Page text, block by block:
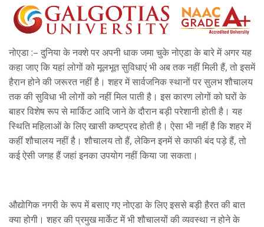
नोएडा :– दुनिया के नक्शे पर अपनी धाक जमा चुके नोएडा के बारे में अगर यह
कहा जाए कि यहां लोगों को मूलभूत सुविधाएं भी अब तक नहीं मिली हैं, तो इसमें
हैरान होने की जरूरत नहीं है। शहर में सार्वजनिक स्थानों पर सुलभ शौचालय
तक की सुविधा भी लोगों को नहीं मिल पाती है। इस कारण लोगों को घरों के
बाहर विशेष रूप से मार्किट आदि जाने के दौरान बड़ी परेशानी होती है। यह
स्थिति महिलाओं के लिए खासी कष्टप्रद होती है। ऐसा भी नहीं है कि शहर में
कहीं शौचालय नहीं है। शौचालय तो हैं, लेकिन इनमें से काफी बंद पड़े हैं, तो
कई ऐसी जगह हैं जहां इनका उपयोग नहीं किया जा सकता।
औद्योगिक नगरी के रूप में बसाए गए नोएडा के लिए इससे बड़ी हैरत की बात
क्या होगी। शहर की प्रमुख मार्केट में भी शौचालयों की व्यवस्था न होने के